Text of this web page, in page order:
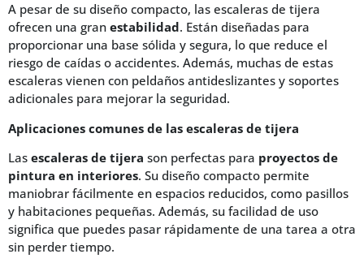
A pesar de su diseño compacto, las escaleras de tijera
ofrecen una gran estabilidad. Están diseñadas para
proporcionar una base sólida y segura, lo que reduce el
riesgo de caídas o accidentes. Además, muchas de estas
escaleras vienen con peldaños antideslizantes y soportes
adicionales para mejorar la seguridad.
Aplicaciones comunes de las escaleras de tijera
Las escaleras de tijera son perfectas para proyectos de
pintura en interiores. Su diseño compacto permite
maniobrar fácilmente en espacios reducidos, como pasillos
y habitaciones pequeñas. Además, su facilidad de uso
significa que puedes pasar rápidamente de una tarea a otra
sin perder tiempo.